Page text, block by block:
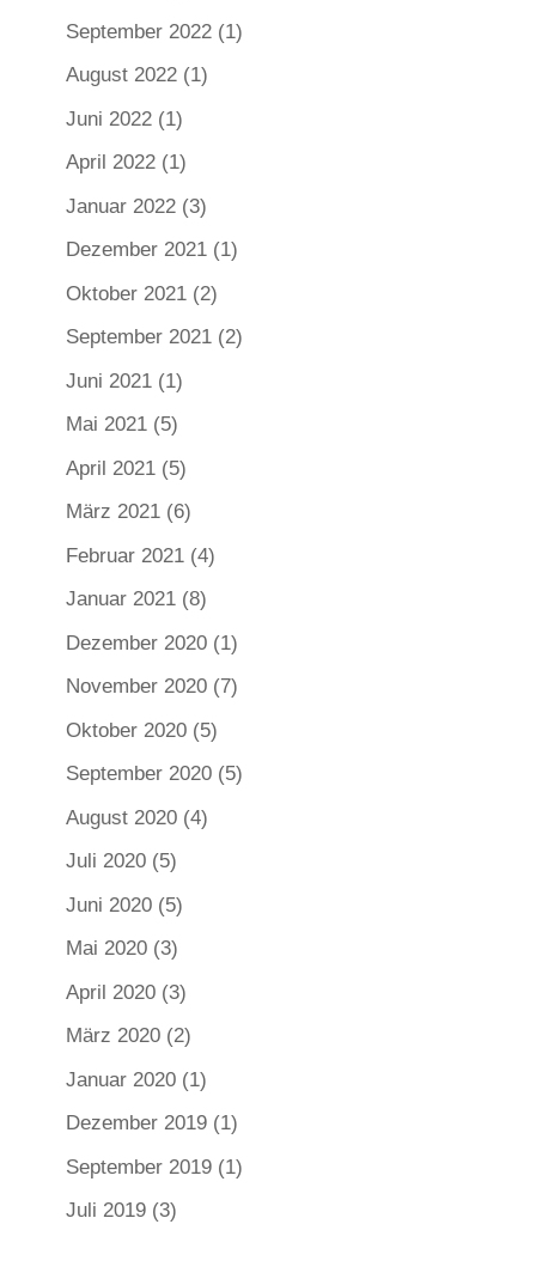
September 2022(1)
August 2022(1)
Juni 2022(1)
April 2022(1)
Januar 2022(3)
Dezember 2021(1)
Oktober 2021(2)
September 2021(2)
Juni 2021(1)
Mai 2021(5)
April 2021(5)
März 2021(6)
Februar 2021(4)
Januar 2021(8)
Dezember 2020(1)
November 2020(7)
Oktober 2020(5)
September 2020(5)
August 2020(4)
Juli 2020(5)
Juni 2020(5)
Mai 2020(3)
April 2020(3)
März 2020(2)
Januar 2020(1)
Dezember 2019(1)
September 2019(1)
Juli 2019(3)